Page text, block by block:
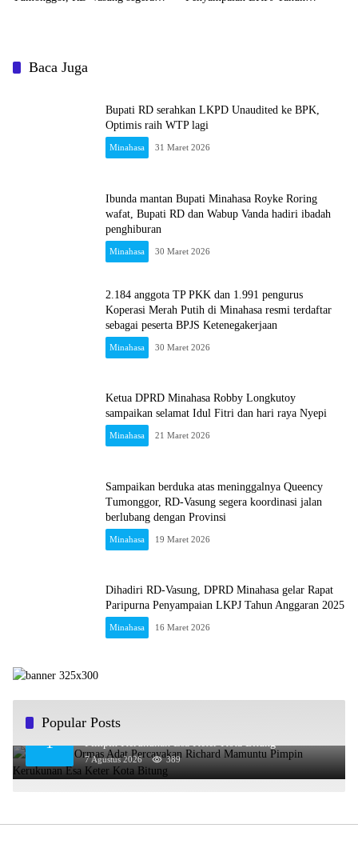
Baca Juga
Bupati RD serahkan LKPD Unaudited ke BPK,
Optimis raih WTP lagi
Minahasa 31 Maret 2026
Ibunda mantan Bupati Minahasa Royke Roring
wafat, Bupati RD dan Wabup Vanda hadiri ibadah
penghiburan
Minahasa 30 Maret 2026
2.184 anggota TP PKK dan 1.991 pengurus
Koperasi Merah Putih di Minahasa resmi terdaftar
sebagai peserta BPJS Ketenegakerjaan
Minahasa 30 Maret 2026
Ketua DPRD Minahasa Robby Longkutoy
sampaikan selamat Idul Fitri dan hari raya Nyepi
Minahasa 21 Maret 2026
Sampaikan berduka atas meninggalnya Queency
Tumonggor, RD-Vasung segera koordinasi jalan
berlubang dengan Provinsi
Minahasa 19 Maret 2026
Dihadiri RD-Vasung, DPRD Minahasa gelar Rapat
Paripurna Penyampaian LKPJ Tahun Anggaran 2025
Minahasa 16 Maret 2026
Popular Posts
1
Gabungan Ormas Adat Percayakan Richard Mamuntu
Pimpin Kerukunan Esa Keter Kota Bitung
7 Agustus 2026 389